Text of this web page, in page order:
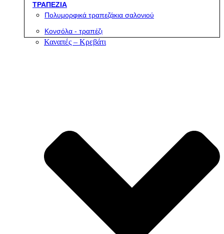
ΤΡΑΠΕΖΙΑ
Πολυμορφικά τραπεζάκια σαλονιού
Κονσόλα - τραπέζι
Καναπές – Κρεβάτι